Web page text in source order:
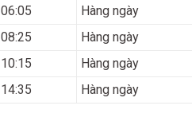
06:05
Hàng ngày
08:25
Hàng ngày
10:15
Hàng ngày
14:35 Hàng ngày